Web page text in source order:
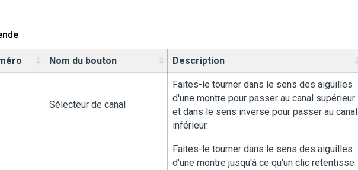
Nom du bouton Description
Sélecteur de canal
Faites-le tourner dans le sens des aiguilles
d'une montre pour passer au canal supérieur
et dans le sens inverse pour passer au canal
inférieur.
Faites-le tourner dans le sens des aiguilles
d'une montre jusqu'à ce qu'un clic retentisse